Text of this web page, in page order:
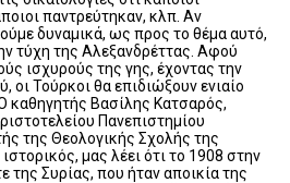
παντρεύτηκαν, κλπ. Αν
δυναμικά, ως προς το θέμα αυτό,
τύχη της Αλεξανδρέττας. Αφού
ισχυρούς της γης, έχοντας την
Τούρκοι θα επιδιώξουν ενιαίο
καθηγητής Βασίλης Κατσαρός,
Πανεπιστημίου
της Θεολογικής Σχολής της
μας λέει ότι το 1908 στην
της Συρίας, που ήταν αποικία της